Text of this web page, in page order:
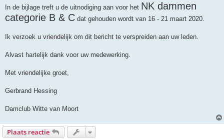
c
h
In de bijlage treft u de uitnodiging aan voor het NK dammen
categorie B & C dat gehouden wordt van 16 - 21 maart 2020.
Ik verzoek u vriendelijk om dit bericht te verspreiden aan uw leden.
Alvast hartelijk dank voor uw medewerking.
Met vriendelijke groet,
Gerbrand Hessing
Damclub Witte van Moort
Plaats reactie